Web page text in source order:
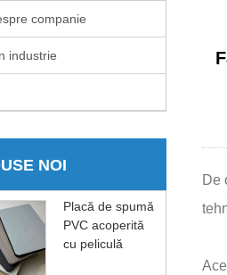
companie
industrie
NOI
Placă de spumă
PVC acoperită
cu peliculă
De